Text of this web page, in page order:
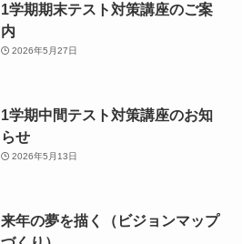
1学期期末テスト対策講座のご案
内
2026年5月27日
1学期中間テスト対策講座のお知
らせ
2026年5月13日
来年の夢を描く（ビジョンマップ